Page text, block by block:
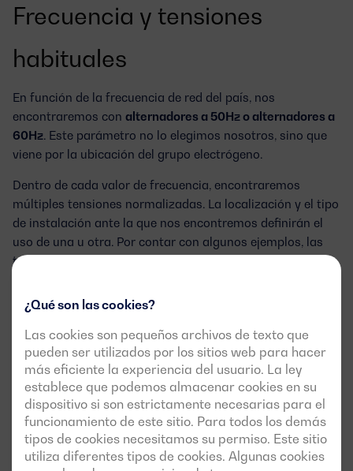
¿Qué son las cookies?
Las cookies son pequeños archivos de texto que
pueden ser utilizados por los sitios web para hacer
más eficiente la experiencia del usuario. La ley
establece que podemos almacenar cookies en su
dispositivo si son estrictamente necesarias para el
funcionamiento de este sitio. Para todos los demás
tipos de cookies necesitamos su permiso. Este sitio
utiliza diferentes tipos de cookies. Algunas cookies
Frecuencia y tensiones
habituales
En función de la frecuencia de red del país, nos
encontraremos con alternadores a 50Hz o alternadores a
60Hz . Este parámetro no lo elegimos nosotros, sino que
viene por la ubicación del grupo electrógeno.
Dentro de cada valor de frecuencia, encontraremos
múltiples tensiones normalizadas. La localización y el tipo
de instalación ante la que nos encontremos definirán el
uso de una u otra. Por contar con algunos ejemplos, las
tensiones trifásicas más habituales a 50Hz son
600/347V son las más habituales. Igualmente, la tensión
monofásica más habitual es la de 230V, siendo la de 240V
la más común a 60Hz.
Tipos de conexionado
En función del número de fases (monofásico o trifásico), y
de la configuración del alternador (serie estrella, delta,